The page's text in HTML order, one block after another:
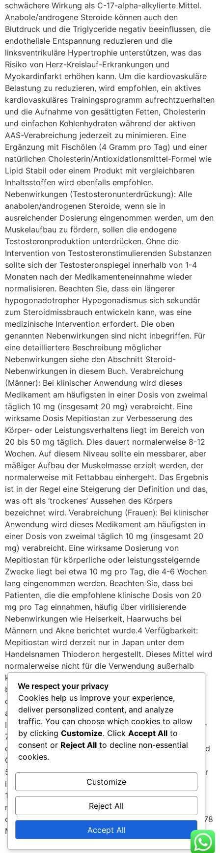
schwächere Wirkung als C-17-alpha-alkylierte Mittel.
Anabole/androgene Steroide können auch den
Blutdruck und die Triglyceride negativ beeinflussen, die
endotheliale Entspannung reduzieren und die
linksventrikuläre Hypertrophie unterstützen, was das
Risiko von Herz-Kreislauf-Erkrankungen und
Myokardinfarkt erhöhen kann. Um die kardiovaskuläre
Belastung zu reduzieren, wird empfohlen, ein aktives
kardiovaskuläres Trainingsprogramm aufrechtzuerhalten
und die Aufnahme von gesättigten Fetten, Cholesterin
und einfachen Kohlenhydraten während der aktiven
AAS-Verabreichung jederzeit zu minimieren. Eine
Ergänzung mit Fischölen (4 Gramm pro Tag) und einer
natürlichen Cholesterin/Antioxidationsmittel-Formel wie
Lipid Stabil oder einem Produkt mit vergleichbaren
Inhaltsstoffen wird ebenfalls empfohlen.
Nebenwirkungen (Testosteronunterdrückung): Alle
anabolen/androgenen Steroide, wenn sie in
ausreichender Dosierung eingenommen werden, um den
Muskelaufbau zu fördern, sollen die endogene
Testosteronproduktion unterdrücken. Ohne die
Intervention von Testosteronstimulierenden Substanzen
sollte sich der Testosteronspiegel innerhalb von 1-4
Monaten nach der Medikamenteneinnahme wieder
normalisieren. Beachten Sie, dass ein längerer
hypogonadotropher Hypogonadismus sich sekundär
zum Steroidmissbrauch entwickeln kann, was eine
medizinische Intervention erfordert. Die oben
genannten Nebenwirkungen sind nicht inbegriffen. Für
eine detailliertere Beschreibung möglicher
Nebenwirkungen siehe den Abschnitt Steroid-
Nebenwirkungen in diesem Buch. Verabreichung
(Männer): Bei klinischer Anwendung wird dieses
Medikament am häufigsten in einer Dosis von zweimal
täglich 10 mg (insgesamt 20 mg) verabreicht. Eine
wirksame Dosis Mepitiostan zur Verbesserung des
Körper- oder Leistungsverhaltens liegt im Bereich von
20 bis 50 mg täglich. Dies dauert normalerweise 8-12
Wochen. Auf diesem Niveau sollte ein messbarer, aber
mäßiger Aufbau der Muskelmasse erzielt werden, der
normalerweise mit Fettabbau einhergeht. Das Ergebnis
ist in der Regel eine Steigerung der Definition und das,
was oft als ‘trockenes’ Aussehen des Körpers
bezeichnet wird. Verabreichung (Frauen): Bei klinischer
Anwendung wird dieses Medikament am häufigsten in
einer Dosis von zweimal täglich 10 mg (insgesamt 20
mg) verabreicht. Eine wirksame Dosierung von
Mepitiostan für körperliche oder leistungssteigernde
Zwecke liegt bei etwa 10 mg pro Tag, die 4-6 Wochen
lang eingenommen werden. Beachten Sie, dass bei
Patienten, die die empfohlene klinische Dosis von 20
mg pro Tag einnahmen, häufig über virilisierende
Nebenwirkungen wie Heiserkeit, Haarwuchs bei
Männern und Akne berichtet wurde.4 Verfügbarkeit:
Mepitiostan wird derzeit nur in Japan unter dem
Handelsnamen Thioderon hergestellt. Dieses Mittel wird
normalerweise nicht für die Verwendung außerhalb
klinischer Umgebungen umgeleitet und ist auch kein
bekanntes Ziel für Fälschungen. 1 Absorption and
disposition of epithiosteroids in rats (1): Route of
administration and plasma levels of epitiostane. T
Ichihashi, H Kinoshita et al. Xenobiotica (1991) 21:865-
72. 2 Anabolic agents. 2,3-Epithioandrostane
derivatives. Klimstra PD, Nutting EF, Counsell RE J Med
Chem. 1966 Sep;9(5):693-7. 3 2alpha,3alpha-epithio-
5alpha-androstan-17beta-yl methoxycyclopentyl ether
in the treatment of advanced breast cancer. Cancer
1978 Feb;41(2):758-60 4 Therapeutic value of
mepitiostane in the treatment of advanced breast
cancer. Inoue K, Okazaki K et al. Cancer Treat Rep. 1978
May;62(5):743-5
We respect your privacy
Cookies help us improve your experience,
deliver personalized content, and analyze
traffic. You can choose which cookies to allow
by clicking Customize. Click Accept All to
consent or Reject All to decline non-essential
cookies.
Customize
Reject All
Accept All